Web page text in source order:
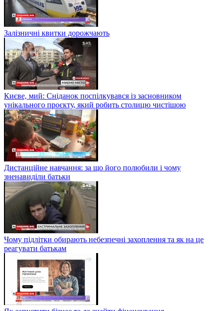
Залізничні квитки дорожчають
Києве, мий: Сніданок поспілкувався із засновником
унікального проєкту, який робить столицю чистішою
Дистанційне навчання: за що його полюбили і чому
зненавиділи батьки
Чому підлітки обирають небезпечні захоплення та як на це
реагувати батькам